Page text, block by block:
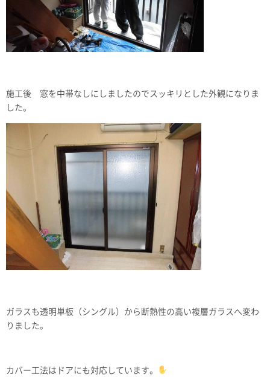
施工後 窓を中帯なしにしましたのでスッキリとした外観になりま
した。
ガラスも透明単板（シングル）から断熱性の高い複層ガラスへ変わ
りました。
カバー工法はドアにも対応しています。